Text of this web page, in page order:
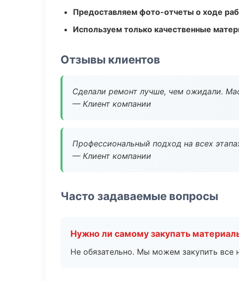
Предоставляем фото-отчеты о ходе
Используем только качественные
Отзывы клиентов
Сделали ремонт лучше, чем ожидали.
— Клиент компании
Профессиональный подход на всех
— Клиент компании
Часто задаваемые вопросы
Нужно ли самому закупать
Не обязательно. Мы можем закупить все